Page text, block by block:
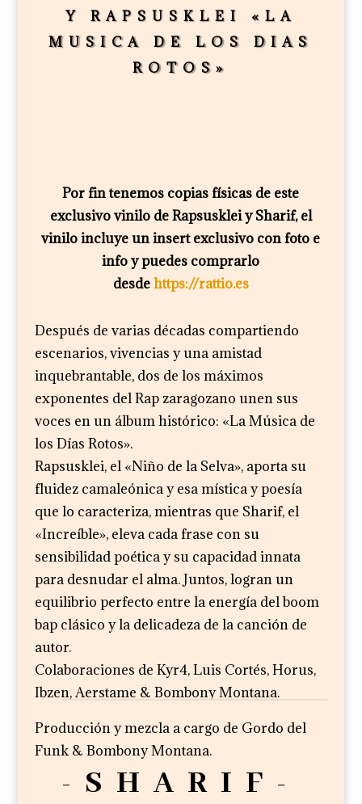
Y RAPSUSKLEI «LA
MUSICA DE LOS DIAS
ROTOS»
Por fin tenemos copias físicas de este
exclusivo vinilo de Rapsusklei y Sharif, el
vinilo incluye un insert exclusivo con foto e
info y puedes comprarlo
desdehttps://rattio.es
Después de varias décadas compartiendo
escenarios, vivencias y una amistad
inquebrantable, dos de los máximos
exponentes del Rap zaragozano unen sus
voces en un álbum histórico: «La Música de
los Días Rotos».
Rapsusklei, el «Niño de la Selva», aporta su
fluidez camaleónica y esa mística y poesía
que lo caracteriza, mientras que Sharif, el
«Increíble», eleva cada frase con su
sensibilidad poética y su capacidad innata
para desnudar el alma. Juntos, logran un
equilibrio perfecto entre la energía del boom
bap clásico y la delicadeza de la canción de
autor.
Colaboraciones de Kyr4, Luis Cortés, Horus,
Ibzen, Aerstame & Bombony Montana.
Producción y mezcla a cargo de Gordo del
Funk & Bombony Montana.
-SHARIF-